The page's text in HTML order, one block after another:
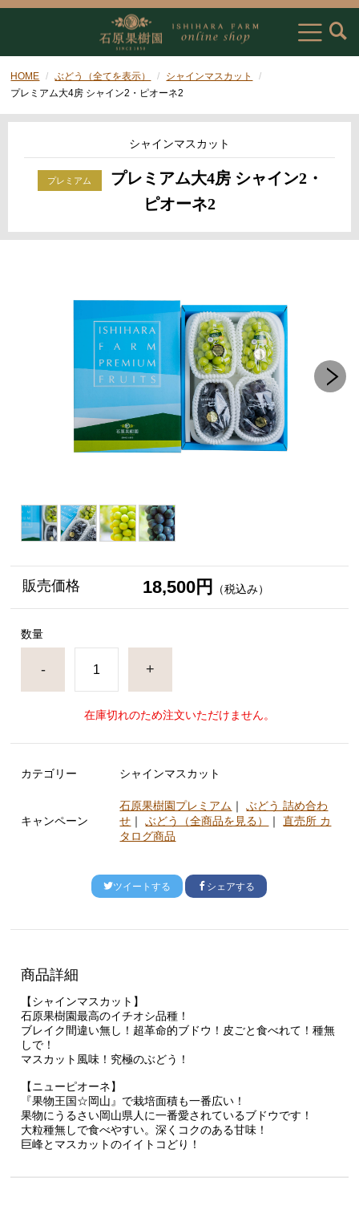
HOME ぶどう（全てを表示）
シャインマスカット
プレミアム大4房 シャイン2・ピオーネ2
シャインマスカット
プレミアム大4房 シャイン2・
ピオーネ2
販売価格 18,500円 （税込み）
数量
- +
在庫切れのため注文いただけません。
カテゴリー シャインマスカット
キャンペーン
石原果樹園プレミアム ｜ぶどう 詰め合わ
せ ｜ぶどう（全商品を見る） ｜直売所 カ
タログ商品
ツイートする シェアする
商品詳細
【シャインマスカット】
石原果樹園最高のイチオシ品種！
ブレイク間違い無し！超革命的ブドウ！皮ごと食べれて！種無
しで！
マスカット風味！究極のぶどう！
【ニューピオーネ】
『果物王国☆岡山』で栽培面積も一番広い！
果物にうるさい岡山県人に一番愛されているブドウです！
大粒種無しで食べやすい。深くコクのある甘味！
巨峰とマスカットのイイトコどり！